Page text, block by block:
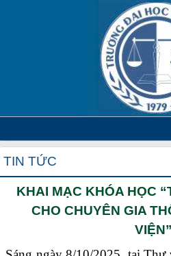
TIN TỨC
KHAI MẠC KHÓA HỌC
CHO CHUYÊN GIA
VIỆN”